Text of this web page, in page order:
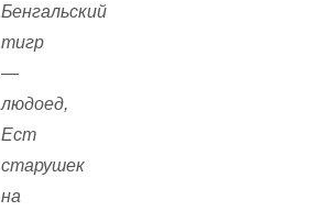
Бенгальский
тигр
—
людоед,
Ест
старушек
на